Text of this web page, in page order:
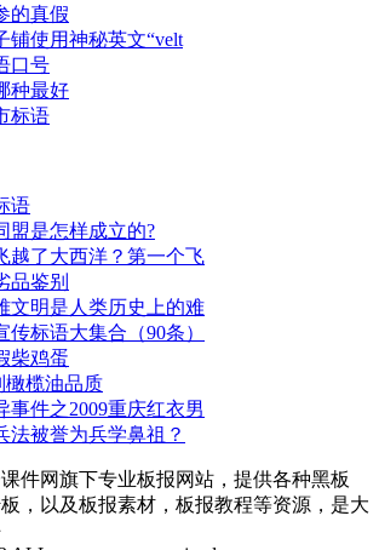
的真假
铺使用神秘英文“velt
口号
种最好
标语
语
盟是怎样成立的?
越了大西洋？第一个飞
品鉴别
文明是人类历史上的难
传标语大集合（90条）
柴鸡蛋
橄榄油品质
事件之2009重庆红衣男
法被誉为兵学鼻祖？
件网旗下专业板报网站，提供各种黑板
，以及板报素材，板报教程等资源，是大